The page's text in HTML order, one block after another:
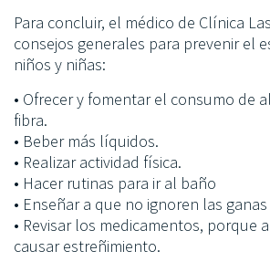
Para concluir, el médico de Clínica
consejos generales para prevenir el
niños y niñas:
• Ofrecer y fomentar el consumo de
fibra.
• Beber más líquidos.
• Realizar actividad física.
• Hacer rutinas para ir al baño
• Enseñar a que no ignoren las
• Revisar los medicamentos, porque
causar estreñimiento.